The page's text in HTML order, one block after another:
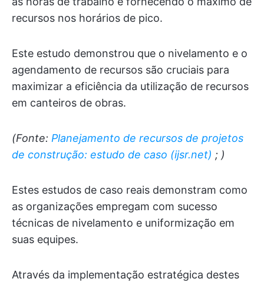
recursos nos horários de pico.
Este estudo demonstrou que o nivelamento e o
agendamento de recursos são cruciais para
maximizar a eficiência da utilização de recursos
em canteiros de obras.
(Fonte: Planejamento de recursos de projetos
de construção: estudo de caso (ijsr.net) ; )
Estes estudos de caso reais demonstram como
as organizações empregam com sucesso
técnicas de nivelamento e uniformização em
suas equipes.
Através da implementação estratégica destes